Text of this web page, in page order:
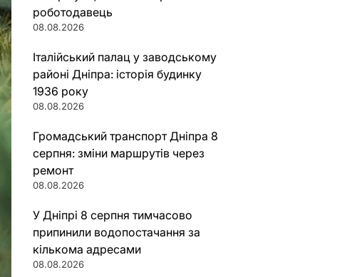
роботодавець
08.08.2026
Італійський палац у заводському
районі Дніпра: історія будинку
1936 року
08.08.2026
Громадський транспорт Дніпра 8
серпня: зміни маршрутів через
ремонт
08.08.2026
У Дніпрі 8 серпня тимчасово
припинили водопостачання за
кількома адресами
08.08.2026